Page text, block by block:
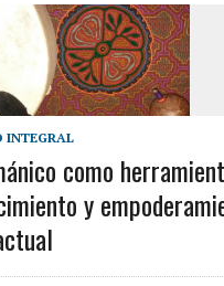
INTEGRAL
como
y